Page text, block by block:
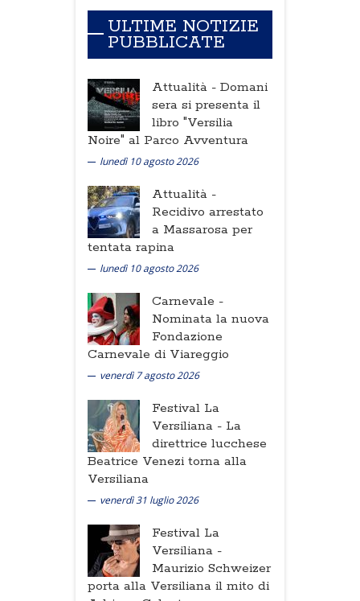
ULTIME NOTIZIE
PUBBLICATE
Attualità - Domani
sera si presenta il
libro "Versilia
Noire" al Parco Avventura
lunedì 10 agosto 2026
Attualità -
Recidivo arrestato
a Massarosa per
tentata rapina
lunedì 10 agosto 2026
Carnevale -
Nominata la nuova
Fondazione
Carnevale di Viareggio
venerdì 7 agosto 2026
Festival La
Versiliana - La
direttrice lucchese
Beatrice Venezi torna alla
Versiliana
venerdì 31 luglio 2026
Festival La
Versiliana -
Maurizio Schweizer
porta alla Versiliana il mito di